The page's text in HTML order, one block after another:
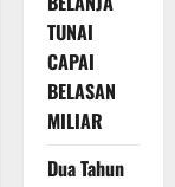
TUNAI
CAPAI
BELASAN
MILIAR
Dua Tahun